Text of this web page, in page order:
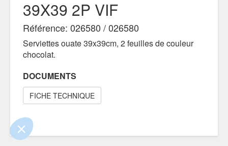
le contenu de ce site vous intéresse
certifiés par
Je choisis OK pour moi
39X39 2P VIF
Référence: 026580 / 026580
Serviettes ouate 39x39cm, 2 feuilles de couleur
chocolat.
DOCUMENTS
FICHE TECHNIQUE